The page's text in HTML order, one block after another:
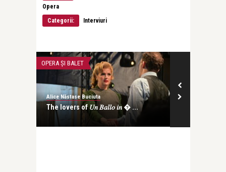
Opera
Categorii:
Interviuri
OPERA ȘI BALET
Alice Năstase Buciuta
The lovers of 𝑈𝑛 𝐵𝑎𝑙𝑙𝑜 𝑖𝑛 � ...